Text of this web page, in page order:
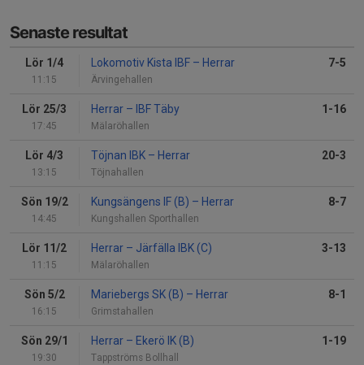
Senaste resultat
Lör 1/4
11:15
Lokomotiv Kista IBF – Herrar
Ärvingehallen
7-5
Lör 25/3
17:45
Herrar – IBF Täby
Mälaröhallen
1-16
Lör 4/3
13:15
Töjnan IBK – Herrar
Töjnahallen
20-3
Sön 19/2
14:45
Kungsängens IF (B) – Herrar
Kungshallen Sporthallen
8-7
Lör 11/2
11:15
Herrar – Järfälla IBK (C)
Mälaröhallen
3-13
Sön 5/2
16:15
Mariebergs SK (B) – Herrar
Grimstahallen
8-1
Sön 29/1
19:30
Herrar – Ekerö IK (B)
Tappströms Bollhall
1-19